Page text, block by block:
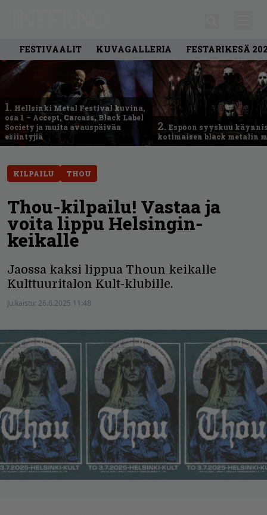
FESTIVAALIT KUVAGALLERIA FESTARIKESÄ
1. Hellsinki Metal Festival kuvina,
osa 1 – Accept, Carcass, Black Label
Society ja muita avauspäivän
esiintyjiä
2. Espoon syyskuu
kotimaisen black metalin
KILPAILU THOU
Thou-kilpailu! Vastaa ja
voita lippu Helsingin-
keikalle
Jaossa kaksi lippua Thoun keikalle
Kulttuuritalon Kult-klubille.
Julkaistu: 26.6.2025 11:48